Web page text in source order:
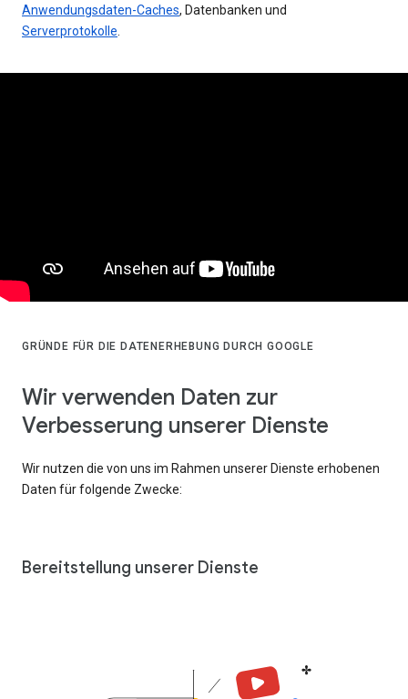
Anwendungsdaten-Caches, Datenbanken und
Serverprotokolle
GRÜNDE FÜR DIE DATENERHEBUNG DURCH GOOGLE
Wir verwenden Daten zur
Verbesserung unserer Dienste
Wir nutzen die von uns im Rahmen unserer Dienste erhobenen
Daten für folgende Zwecke:
Bereitstellung unserer Dienste